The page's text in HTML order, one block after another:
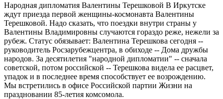
Народная дипломатия Валентины Терешковой В Иркутске
ждут приезда первой женщины-космонавта Валентины
Терешковой. Надо сказать, что поездки внутри страны у
Валентины Владимировны случаются гораздо реже, нежели за
рубеж. Статус обязывает: Валентина Терешкова сегодня --
руководитель Росзарубежцентра, в обиходе -- Дома дружбы
народов. За десятилетия "народной дипломатии" -- сначала
советской, потом российской -- Терешкова видела ее расцвет,
упадок и в последнее время способствует ее возрождению.
Мы встретились в офисе Российской партии Жизни на
праздновании 85-летия комсомола.